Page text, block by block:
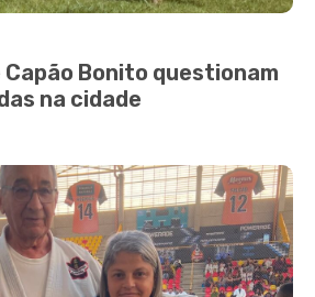
Bonito questionam
na cidade